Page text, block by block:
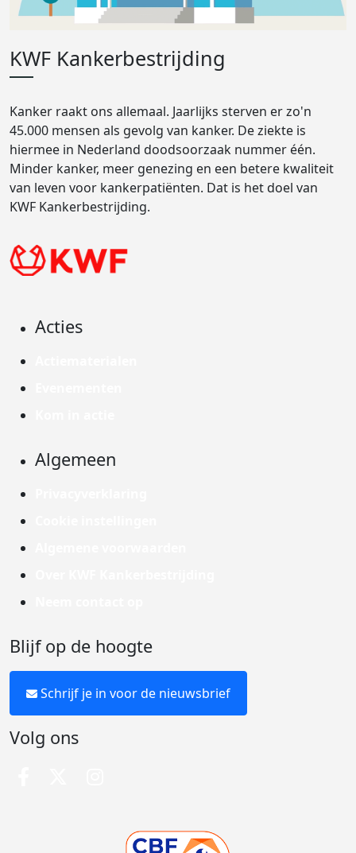
KWF Kankerbestrijding
Kanker raakt ons allemaal. Jaarlijks sterven er zo'n
45.000 mensen als gevolg van kanker. De ziekte is
hiermee in Nederland doodsoorzaak nummer één.
Minder kanker, meer genezing en een betere kwaliteit
van leven voor kankerpatiënten. Dat is het doel van
KWF Kankerbestrijding.
Acties
Algemeen
Blijf op de hoogte
Schrijf je in voor de nieuwsbrief
Volg ons